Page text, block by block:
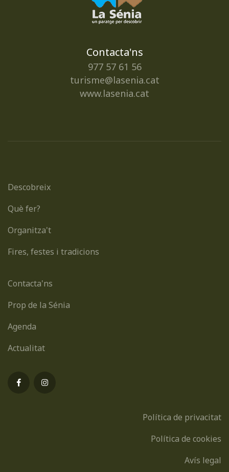
Contacta'ns
977 57 61 56
turisme@lasenia.cat
www.lasenia.cat
Descobreix
Què fer?
Organitza't
Fires, festes i tradicions
Contacta'ns
Prop de la Sénia
Agenda
Actualitat
Política de privacitat
Política de cookies
Avís legal